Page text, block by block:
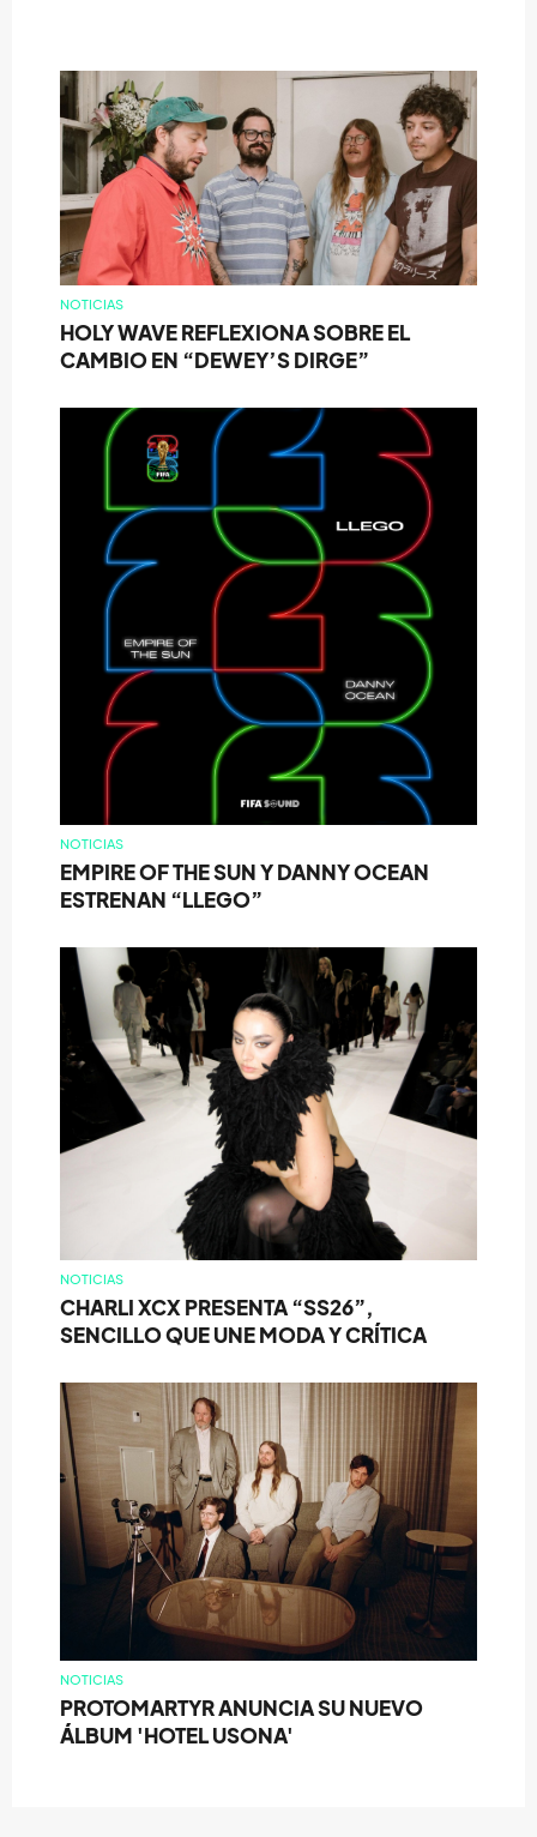
NOTICIAS
HOLY WAVE REFLEXIONA SOBRE EL
CAMBIO EN “DEWEY’S DIRGE”
NOTICIAS
EMPIRE OF THE SUN Y DANNY OCEAN
ESTRENAN “LLEGO”
NOTICIAS
CHARLI XCX PRESENTA “SS26”,
SENCILLO QUE UNE MODA Y CRÍTICA
NOTICIAS
PROTOMARTYR ANUNCIA SU NUEVO
ÁLBUM 'HOTEL USONA'